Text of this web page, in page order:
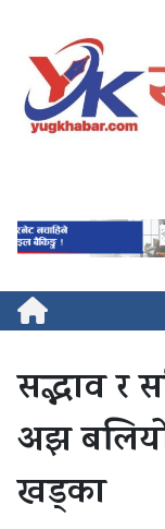
सद्भाव र
अझ
खड्का